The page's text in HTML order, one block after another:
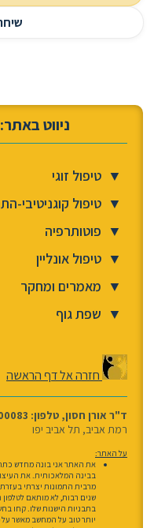
ניווט
▼ טיפול זוגי
▼ טיפול קוגניטיבי-
▼ פוטותרפיה
▼ טיפול אונליין
▼ מאמרים ומחקר
▼ שפת גוף
חזרה אל דף הראשה
ד"ר אורן חסון, טלפון: 050-6000083
רמת אביב, תל אביב יפו
על האתר:
את האתר אני בונה מחדש
שנים רבות, לא מותאם
בתבניות הישנות שלו. קחו
יותר טוב על המחשב מאשר